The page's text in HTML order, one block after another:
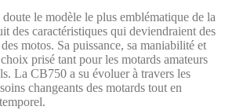
le modèle le plus emblématique de la
des caractéristiques qui deviendraient des
motos. Sa puissance, sa maniabilité et
prisé tant pour les motards amateurs
La CB750 a su évoluer à travers les
changeants des motards tout en